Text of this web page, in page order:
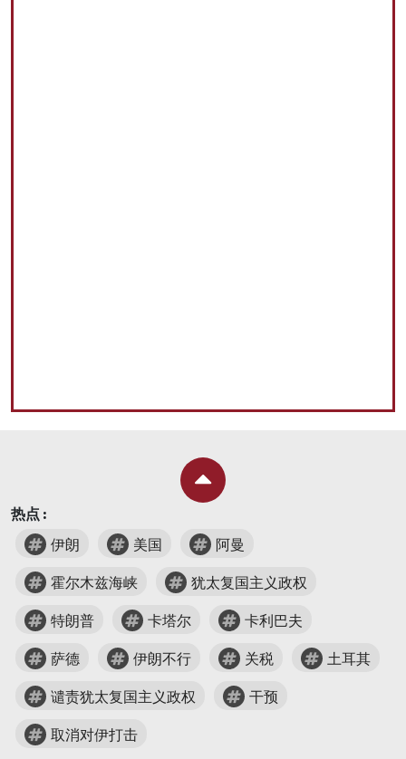
热点 :
伊朗
美国 阿曼
霍尔木兹海峡 犹太复国主义政权
特朗普 卡塔尔 卡利巴夫
萨德 伊朗不行 关税 土耳其
谴责犹太复国主义政权 干预
取消对伊打击